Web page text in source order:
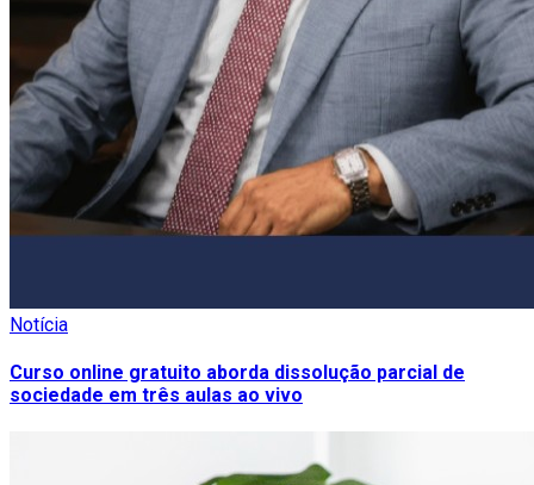
Notícia
Curso online gratuito aborda dissolução parcial de
sociedade em três aulas ao vivo